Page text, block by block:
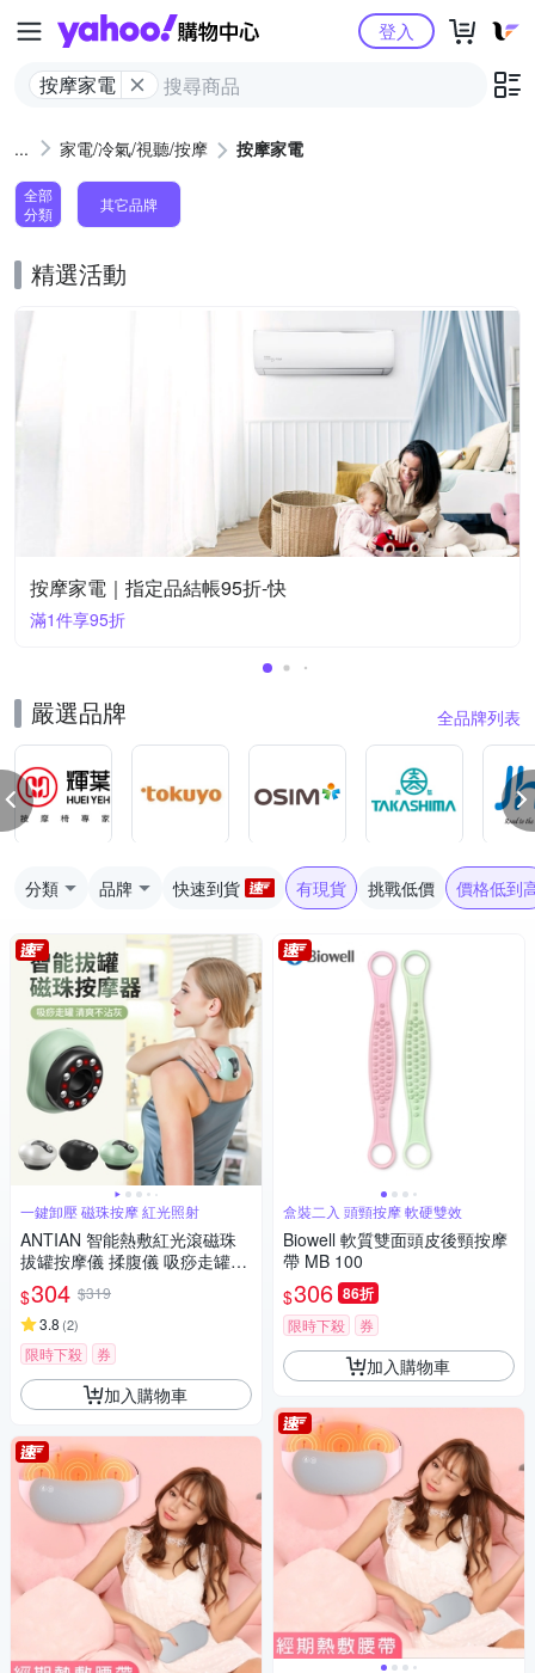
Yahoo購物中心
按摩家電
登入
家電/冷氣/視聽/按摩 按摩家電
全部
分類
其它品牌
精選活動
按摩家電｜指定品結帳95折-快
滿1件享95折
嚴選品牌 全品牌列表
分類 品牌 快速到貨 有現貨 挑戰低價 價格低到
一鍵卸壓 磁珠按摩 紅光照射
ANTIAN 智能熱敷紅光滾磁珠
拔罐按摩儀 揉腹儀 吸痧走罐通
經活絡按摩器
$304 $319
3.8 (2)
限時下殺 券
加入購物車
盒裝二入 頭頸按摩 軟硬雙效
Biowell 軟質雙面頭皮後頸按摩
帶 MB 100
$306 86折
限時下殺 券
加入購物車